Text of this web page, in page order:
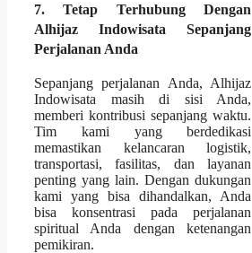
7. Tetap Terhubung Dengan
Alhijaz Indowisata Sepanjang
Perjalanan Anda
Sepanjang perjalanan Anda, Alhijaz
Indowisata masih di sisi Anda,
memberi kontribusi sepanjang waktu.
Tim kami yang berdedikasi
memastikan kelancaran logistik,
transportasi, fasilitas, dan layanan
penting yang lain. Dengan dukungan
kami yang bisa dihandalkan, Anda
bisa konsentrasi pada perjalanan
spiritual Anda dengan ketenangan
pemikiran.